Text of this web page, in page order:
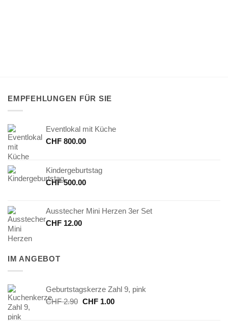
EMPFEHLUNGEN FÜR SIE
Eventlokal mit Küche
CHF 800.00
Kindergeburtstag
CHF500.00
Ausstecher Mini Herzen 3er Set
CHF 12.00
IM ANGEBOT
Geburtstagskerze Zahl 9, pink
CHF2.90 Ursprünglicher
CHF1.00Aktueller